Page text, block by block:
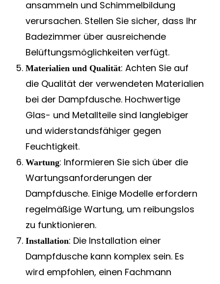
ansammeln und Schimmelbildung
verursachen. Stellen Sie sicher, dass Ihr
Badezimmer über ausreichende
Belüftungsmöglichkeiten verfügt.
Materialien und Qualität: Achten Sie auf
die Qualität der verwendeten Materialien
bei der Dampfdusche. Hochwertige
Glas- und Metallteile sind langlebiger
und widerstandsfähiger gegen
Feuchtigkeit.
Wartung: Informieren Sie sich über die
Wartungsanforderungen der
Dampfdusche. Einige Modelle erfordern
regelmäßige Wartung, um reibungslos
zu funktionieren.
Installation: Die Installation einer
Dampfdusche kann komplex sein. Es
wird empfohlen, einen Fachmann